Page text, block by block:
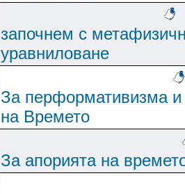
започнем с
уравниловане
За перформативизма и
на Времето
За апорията на